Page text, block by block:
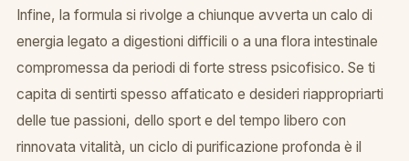
Infine, la formula si rivolge a chiunque avverta un calo di
energia legato a digestioni difficili o a una flora intestinale
compromessa da periodi di forte stress psicofisico. Se ti
capita di sentirti spesso affaticato e desideri riappropriarti
delle tue passioni, dello sport e del tempo libero con
rinnovata vitalità, un ciclo di purificazione profonda è il